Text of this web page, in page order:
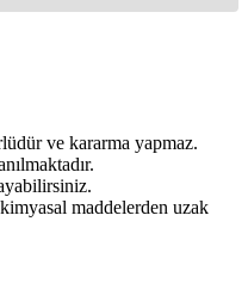
ve kararma yapmaz.
maddelerden uzak